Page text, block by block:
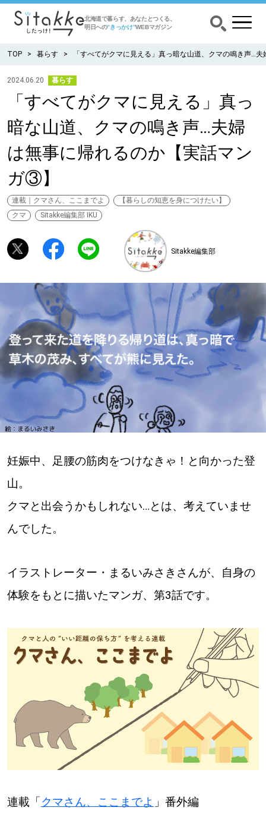
北海道で暮らす、あなたとつくる、
明日への”きっかけ”WEBマガジン
CATEGORY カテゴリー
食べる
出かける
暮らす
深める
ゆるむ
SitakkeTV
ローカルエリア
all
札幌
道北
道南
道央
KEYWORD
Sitakke編集部あい
【いろんな価値観や生き方に触れたい】
Sitakke編集部 IKU
【暮らしの知恵を身につけたい】
【札幌のお気に入りを見つけたい】
TOP 暮らす 「すべてがクマに見える」真っ暗な山道、クマの鳴き声…
2024.06.20 暮らす
「すべてがクマに見える」真っ
暗な山道、クマの鳴き声…夫婦
は無事に帰れるのか【実話マン
ガ③】
連載｜クマさん、ここまでよ
【暮らしの知恵を身につけたい】
クマ
Sitakke編集部 IKU
Sitakke編集部
妊娠中、足腰の筋肉をつけなきゃ！と向かった登
山。
クマと出会うかもしれない…とは、考えていませ
んでした。
イラストレーター・まるいみさきさんが、自身の
体験をもとに描いたマンガ、第3話です。
連載「クマさん、ここまでよ 」番外編